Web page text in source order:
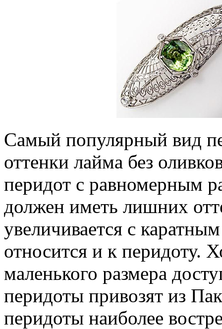
Самый популярный вид
оттенки лайма без
перидот с равномерным
должен иметь лишних
увеличивается с
относится и к перидоту.
маленького размера
перидоты привозят из
перидоты наиболее